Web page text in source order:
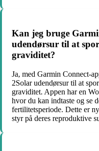
Kan jeg bruge
udendørsur til at
graviditet?
Ja, med Garmin Connect-
2Solar udendørsur til at
graviditet. Appen har en
hvor du kan indtaste og se
fertilitetsperiode. Dette er
styr på deres reproduktive